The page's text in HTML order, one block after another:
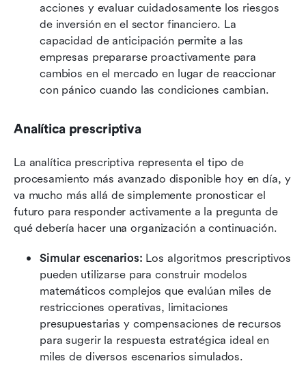
acciones y evaluar cuidadosamente los riesgos
de inversión en el sector financiero. La
capacidad de anticipación permite a las
empresas prepararse proactivamente para
cambios en el mercado en lugar de reaccionar
con pánico cuando las condiciones cambian.
Analítica prescriptiva
La analítica prescriptiva representa el tipo de
procesamiento más avanzado disponible hoy en día, y
va mucho más allá de simplemente pronosticar el
futuro para responder activamente a la pregunta de
qué debería hacer una organización a continuación.
Simular escenarios: Los algoritmos prescriptivos
pueden utilizarse para construir modelos
matemáticos complejos que evalúan miles de
restricciones operativas, limitaciones
presupuestarias y compensaciones de recursos
para sugerir la respuesta estratégica ideal en
miles de diversos escenarios simulados.